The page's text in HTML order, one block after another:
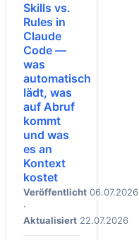
Skills vs.
Rules in
Claude
Code —
was
automatisch
lädt, was
auf Abruf
kommt
und was
es an
Kontext
kostet
Veröffentlicht 06.07.2026
·
Aktualisiert 22.07.2026